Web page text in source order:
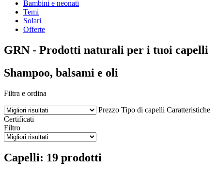
Bambini e neonati
Temi
Solari
Offerte
GRN - Prodotti naturali per i tuoi capelli
Shampoo, balsami e oli
Filtra e ordina
Prezzo Tipo di capelli Caratteristiche
Certificati
Filtro
Capelli: 19 prodotti